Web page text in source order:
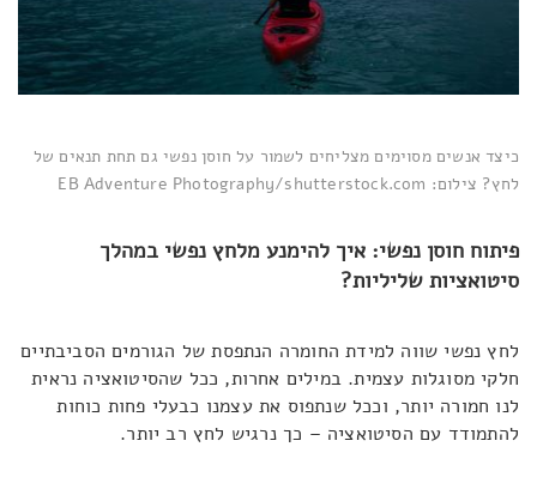
כיצד אנשים מסוימים מצליחים לשמור על חוסן נפשי גם תחת תנאים של
לחץ? צילום: EB Adventure Photography/shutterstock.com
פיתוח חוסן נפשי: איך להימנע מלחץ נפשי במהלך
סיטואציות שליליות?
לחץ נפשי שווה למידת החומרה הנתפסת של הגורמים הסביבתיים
חלקי מסוגלות עצמית. במילים אחרות, ככל שהסיטואציה נראית
לנו חמורה יותר, וככל שנתפוס את עצמנו כבעלי פחות כוחות
להתמודד עם הסיטואציה – כך נרגיש לחץ רב יותר.